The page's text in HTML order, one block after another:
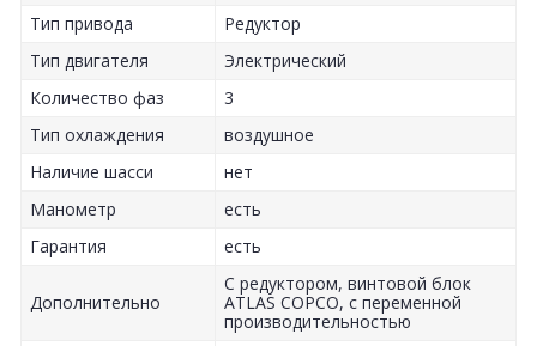
Тип привода
Редуктор
Тип двигателя
Электрический
Количество фаз
3
Тип охлаждения
воздушное
Наличие шасси
нет
Манометр
есть
Гарантия
есть
Дополнительно
С редуктором, винтовой блок
ATLAS COPCO, с переменной
производительностью